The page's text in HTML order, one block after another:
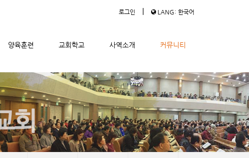
로그인 | LANG: 한국어
양육훈련 교회학교 사역소개 커뮤니티